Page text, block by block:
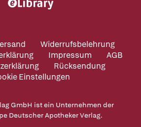
Widerrufsbelehrung
Impressum
AGB
Rücksendung
Einstellungen
GmbH ist ein Unternehmen der
Deutscher Apotheker Verlag.